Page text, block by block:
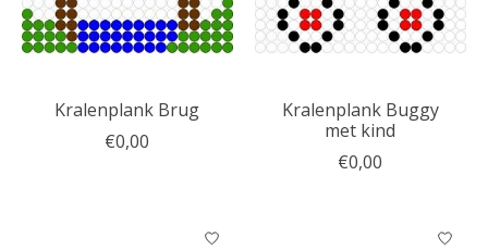
Kralenplank Brug
€0,00
Kralenplank Buggy
met kind
€0,00